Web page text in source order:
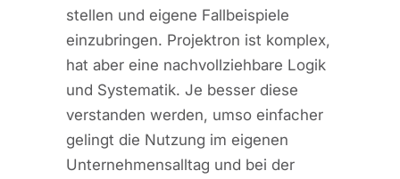
stellen und eigene Fallbeispiele
einzubringen. Projektron ist komplex,
hat aber eine nachvollziehbare Logik
und Systematik. Je besser diese
verstanden werden, umso einfacher
gelingt die Nutzung im eigenen
Unternehmensalltag und bei der